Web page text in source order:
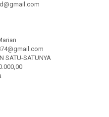
SATU-SATUNYA